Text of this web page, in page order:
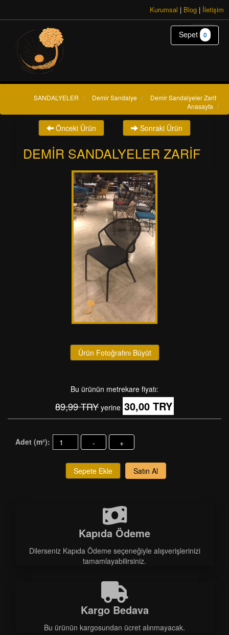
Kurumsal | Blog | İletişim
Demir Sandalyeler Zarif
Demir Sandalye /
SANDALYELER /
Anasayfa /
Önceki Ürün Sonraki Ürün
DEMIR SANDALYELER ZARIF
Ürün Fotoğrafını Büyüt
Bu ürünün metrekare fiyatı:
89,99 TRY yerine 30,00 TRY
Adet (m²): - +
Sepete Ekle Satın Al
Kapıda Ödeme
Dilerseniz Kapıda Ödeme seçeneğiyle alışverişlerinizi
tamamlayabilirsiniz.
Kargo Bedava
Bu ürünün kargosundan ücret alınmayacak.
Sepet 0